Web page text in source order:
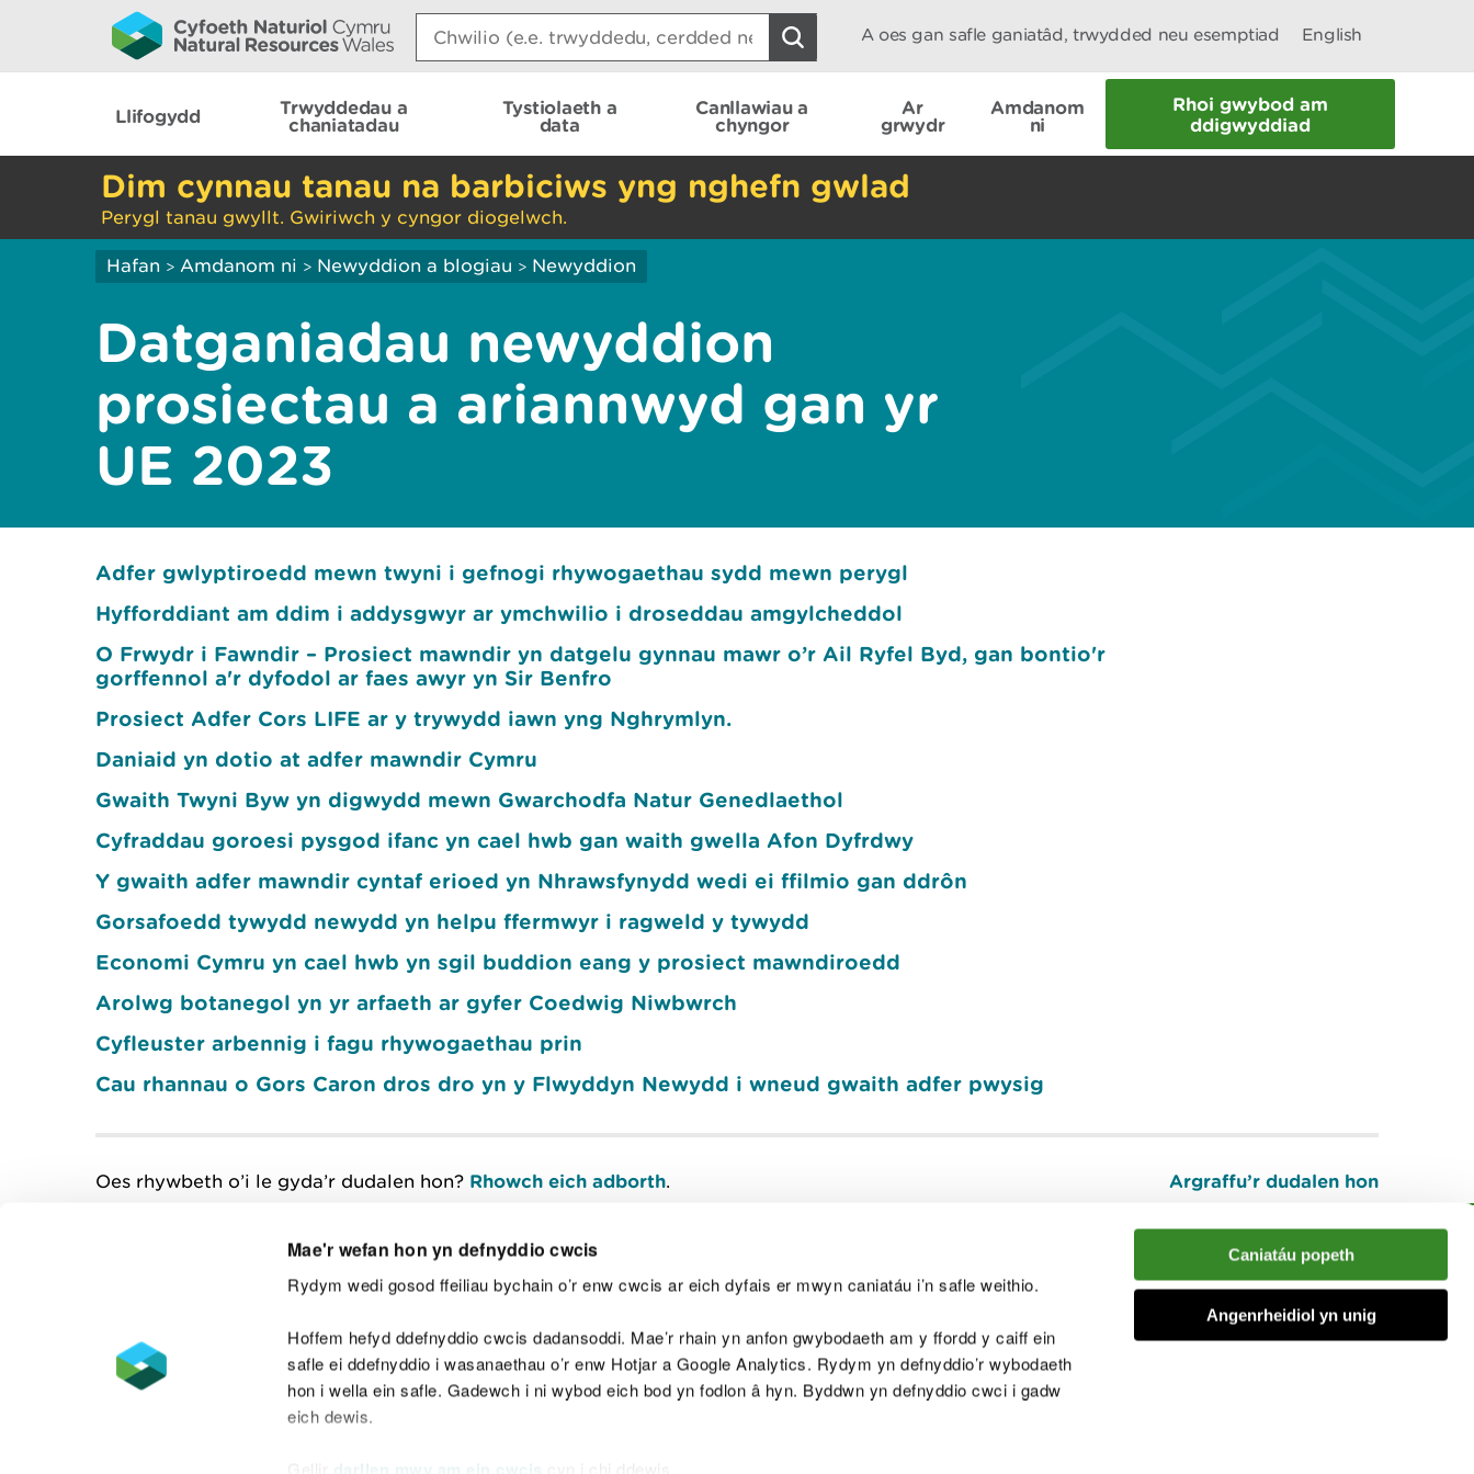
Mae'r wefan hon yn defnyddio cwcis
Rydym wedi gosod ffeiliau bychain o’r enw cwcis ar eich dyfais er mwyn caniatáu i’n safle weithio.
Hoffem hefyd ddefnyddio cwcis dadansoddi. Mae’r rhain yn anfon gwybodaeth am y ffordd y caiff ein
safle ei ddefnyddio i wasanaethau o’r enw Hotjar a Google Analytics. Rydym yn defnyddio’r wybodaeth
hon i wella ein safle. Gadewch i ni wybod eich bod yn fodlon â hyn. Byddwn yn defnyddio cwci i gadw
eich dewis.
darllen mwy am ein cwcis
Caniatáu popeth
Angenrheidiol yn unig
Search:
A oes gan safle ganiatâd, trwydded neu esemptiad English
Llifogydd
Trwyddedau a
chaniatadau
Tystiolaeth a
data
Canllawiau a
chyngor
Ar
grwydr
Amdanom
ni
Rhoi gwybod am
ddigwyddiad
Dim cynnau tanau na barbiciws yng nghefn gwlad
Perygl tanau gwyllt. Gwiriwch y cyngor diogelwch.
Hafan > Amdanom ni > Newyddion a blogiau > Newyddion
Datganiadau newyddion
prosiectau a ariannwyd gan yr
UE 2023
Adfer gwlyptiroedd mewn twyni i gefnogi rhywogaethau sydd mewn perygl
Hyfforddiant am ddim i addysgwyr ar ymchwilio i droseddau amgylcheddol
O Frwydr i Fawndir – Prosiect mawndir yn datgelu gynnau mawr o’r Ail Ryfel Byd, gan bontio'r
gorffennol a'r dyfodol ar faes awyr yn Sir Benfro
Prosiect Adfer Cors LIFE ar y trywydd iawn yng Nghrymlyn.
Daniaid yn dotio at adfer mawndir Cymru
Gwaith Twyni Byw yn digwydd mewn Gwarchodfa Natur Genedlaethol
Cyfraddau goroesi pysgod ifanc yn cael hwb gan waith gwella Afon Dyfrdwy
Y gwaith adfer mawndir cyntaf erioed yn Nhrawsfynydd wedi ei ffilmio gan ddrôn
Gorsafoedd tywydd newydd yn helpu ffermwyr i ragweld y tywydd
Economi Cymru yn cael hwb yn sgil buddion eang y prosiect mawndiroedd
Arolwg botanegol yn yr arfaeth ar gyfer Coedwig Niwbwrch
Cyfleuster arbennig i fagu rhywogaethau prin
Cau rhannau o Gors Caron dros dro yn y Flwyddyn Newydd i wneud gwaith adfer pwysig
Oes rhywbeth o’i le gyda’r dudalen hon? Rhowch eich adborth. Argraffu’r dudalen hon
I fyny
Datganiad hygyrchedd Safonau'r Gymraeg